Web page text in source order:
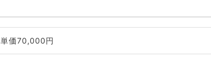
単価70,000円